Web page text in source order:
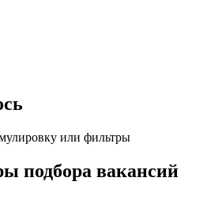
или фильтры
подбора вакансий